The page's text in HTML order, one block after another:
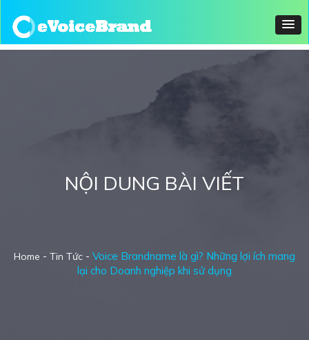
NỘI DUNG BÀI VIẾT
Home - Tin Tức - Voice Brandname là gì? Những lợi ích mang
lại cho Doanh nghiệp khi sử dụng